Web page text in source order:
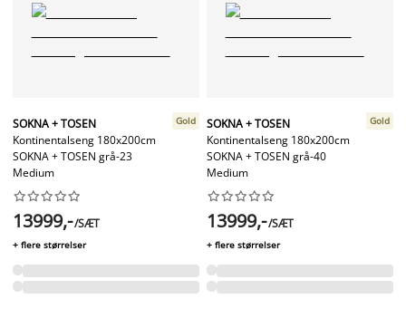
SOKNA + TOSEN
Kontinentalseng 180x200cm
SOKNA + TOSEN grå-23
Medium
Gold






13999,-/SÆT
+ flere størrelser
SOKNA + TOSEN
Kontinentalseng 180x200cm
SOKNA + TOSEN grå-40
Medium
Gold






13999,-/SÆT
+ flere størrelser